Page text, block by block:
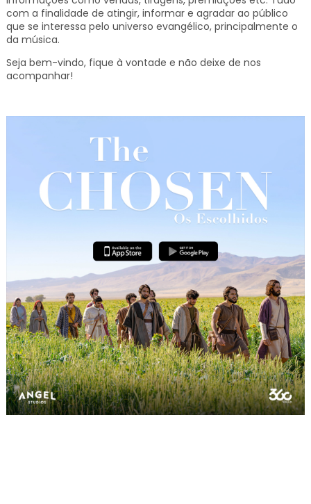
com a finalidade de atingir, informar e agradar ao público
que se interessa pelo universo evangélico, principalmente o
da música.
Seja bem-vindo, fique à vontade e não deixe de nos
acompanhar!